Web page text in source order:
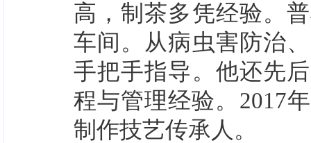
高，制茶多凭经验。
车间。从病虫害防治
手把手指导。他还先
程与管理经验。2017
制作技艺传承人。